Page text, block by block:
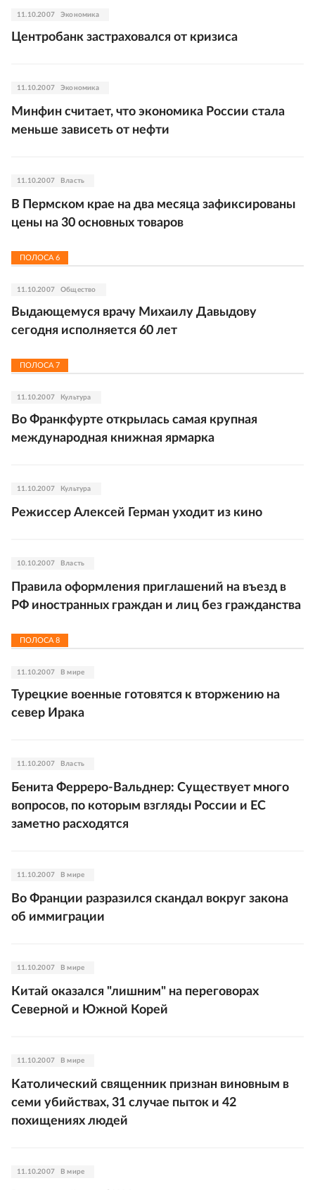
11.10.2007 Экономика
Центробанк застраховался от кризиса
11.10.2007 Экономика
Минфин считает, что экономика России стала
меньше зависеть от нефти
11.10.2007 Власть
В Пермском крае на два месяца зафиксированы
цены на 30 основных товаров
ПОЛОСА 6
11.10.2007 Общество
Выдающемуся врачу Михаилу Давыдову
сегодня исполняется 60 лет
ПОЛОСА 7
11.10.2007 Культура
Во Франкфурте открылась самая крупная
международная книжная ярмарка
11.10.2007 Культура
Режиссер Алексей Герман уходит из кино
10.10.2007 Власть
Правила оформления приглашений на въезд в
РФ иностранных граждан и лиц без гражданства
ПОЛОСА 8
11.10.2007 В мире
Турецкие военные готовятся к вторжению на
север Ирака
11.10.2007 Власть
Бенита Ферреро-Вальднер: Существует много
вопросов, по которым взгляды России и ЕС
заметно расходятся
11.10.2007 В мире
Во Франции разразился скандал вокруг закона
об иммиграции
11.10.2007 В мире
Китай оказался "лишним" на переговорах
Северной и Южной Корей
11.10.2007 В мире
Католический священник признан виновным в
семи убийствах, 31 случае пыток и 42
похищениях людей
11.10.2007 В мире